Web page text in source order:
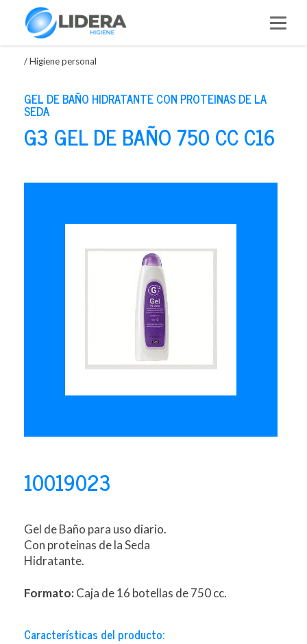
/Higiene personal
GEL DE BAÑO HIDRATANTE CON PROTEINAS DE LA
SEDA
G3 GEL DE BAÑO 750 CC C16
10019023
Gel de Baño para uso diario.
Con proteinas de la Seda
Hidratante.
Formato:Caja de 16 botellas de 750 cc.
Características del producto: